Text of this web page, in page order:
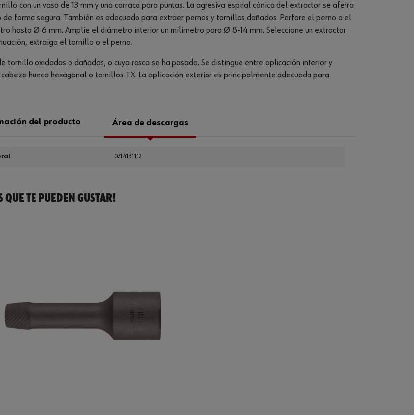
con un vaso de 13 mm y una carraca para puntas. La agresiva espiral cónica del extractor se aferra
forma segura. También es adecuado para extraer pernos y tornillos dañados. Perfore el perno o el
hasta Ø 6 mm. Amplíe el diámetro interior un milímetro para Ø 8-14 mm. Seleccione un extractor
extraiga el tornillo o el perno.
tornillo oxidadas o dañadas, o cuya rosca se ha pasado. Se distingue entre aplicación interior y
hueca hexagonal o tornillos TX. La aplicación exterior es principalmente adecuada para
del producto Área de descargas
0714131112
QUE TE PUEDEN GUSTAR!